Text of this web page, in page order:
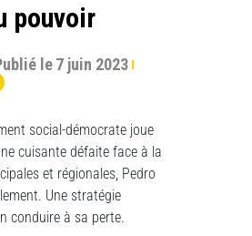
pouvoir
le7 juin 2023
social-démocrate joue
cuisante défaite face à la
et régionales, Pedro
Une stratégie
conduire à sa perte.